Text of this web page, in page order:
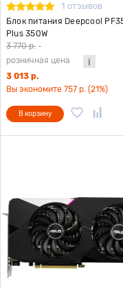
1 отзывов
Блок питания Deepcool
Plus 350W
3 770 р. -
розничная цена
3 013 р.
Вы экономите 757 р. (21%)
В корзину